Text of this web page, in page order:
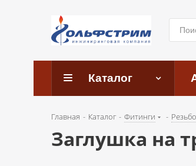
Каталог
Главная - Каталог - Фитинги -
Заглушка на